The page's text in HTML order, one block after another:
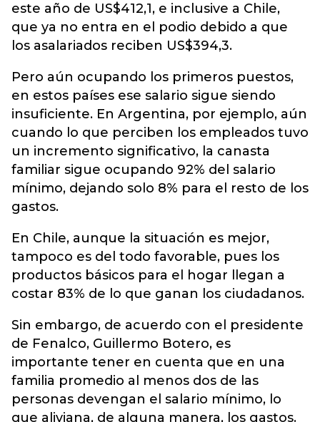
este año de US$412,1, e inclusive a Chile,
que ya no entra en el podio debido a que
los asalariados reciben US$394,3.
Pero aún ocupando los primeros puestos,
en estos países ese salario sigue siendo
insuficiente. En Argentina, por ejemplo, aún
cuando lo que perciben los empleados tuvo
un incremento significativo, la canasta
familiar sigue ocupando 92% del salario
mínimo, dejando solo 8% para el resto de los
gastos.
En Chile, aunque la situación es mejor,
tampoco es del todo favorable, pues los
productos básicos para el hogar llegan a
costar 83% de lo que ganan los ciudadanos.
Sin embargo, de acuerdo con el presidente
de Fenalco, Guillermo Botero, es
importante tener en cuenta que en una
familia promedio al menos dos de las
personas devengan el salario mínimo, lo
que aliviana, de alguna manera, los gastos.